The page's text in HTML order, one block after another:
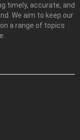
timely, accurate, and
We aim to keep our
a range of topics